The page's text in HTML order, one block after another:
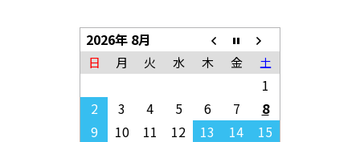
2026年 8月
日 月 火 水 木 金 土
1
2
3 4 5 6 7
8
9
10 11 12 13 14
15